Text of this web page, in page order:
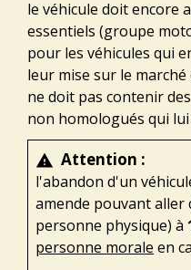
le véhicule doit encore
essentiels (groupe
pour les véhicules qui
leur mise sur le
ne doit pas contenir
non homologués qui
warning Attention :
l'abandon d'un
amende pouvant aller
personne physique) à
personne morale en